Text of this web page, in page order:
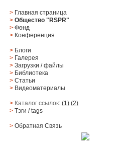
> Главная страница
> Общество "RSPR"
> Фонд
> Конференция
> Блоги
> Галерея
> Загрузки/файлы
> Библиотека
> Статьи
> Видеоматериалы
> Каталог ссылок:(1) (2)
> Тэги/ tags
> Обратная Cвязь